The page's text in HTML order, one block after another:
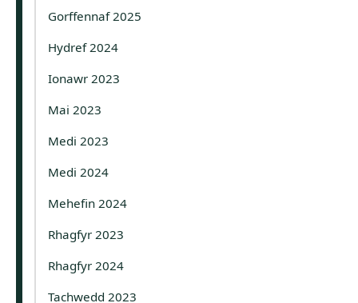
Gorffennaf 2025
Hydref 2024
Ionawr 2023
Mai 2023
Medi 2023
Medi 2024
Mehefin 2024
Rhagfyr 2023
Rhagfyr 2024
Tachwedd 2023